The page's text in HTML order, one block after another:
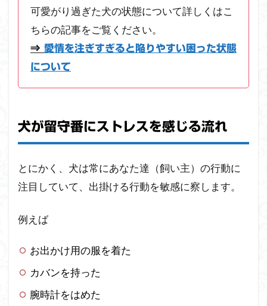
一緒
にい
る時
スト
に当
留守
番が
にな
いよ
する
け方
可愛がり過ぎた犬の状態について詳しくはこ
ちらの記事をご覧ください。
⇒ 愛情を注ぎすぎると陥りやすい困った状態
について
犬が留守番にストレスを感じる流れ
とにかく、犬は常にあなた達（飼い主）の行動に
注目していて、出掛ける行動を敏感に察します。
例えば
お出かけ用の服を着た
カバンを持った
腕時計をはめた